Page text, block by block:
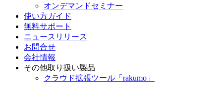
オンデマンドセミナー
使い方ガイド
無料サポート
ニュースリリース
お問合せ
会社情報
その他取り扱い製品
クラウド拡張ツール「rakumo」